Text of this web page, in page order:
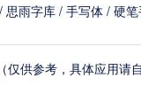
/ 思雨字库 / 手写体 / 硬
仅供参考，具体应用请